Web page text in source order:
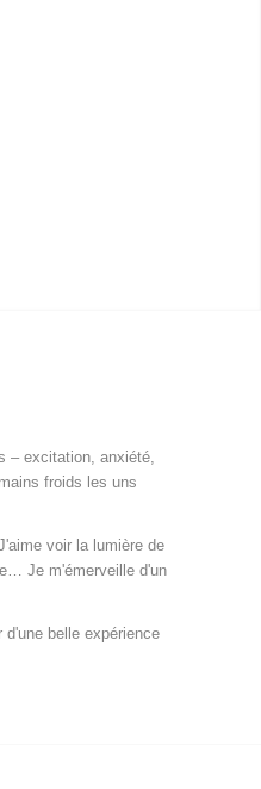
– excitation, anxiété,
froids les uns
voir la lumière de
Je m'émerveille d'un
belle expérience